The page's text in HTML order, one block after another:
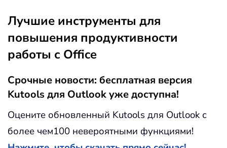
Лучшие инструменты для
повышения продуктивности
работы с Office
Срочные новости: бесплатная версия
Kutools для Outlook уже доступна!
Оцените обновленный Kutools для Outlook с
более чем100 невероятными функциями!